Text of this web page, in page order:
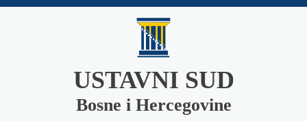
USTAVNI SUD
Bosne i Hercegovine